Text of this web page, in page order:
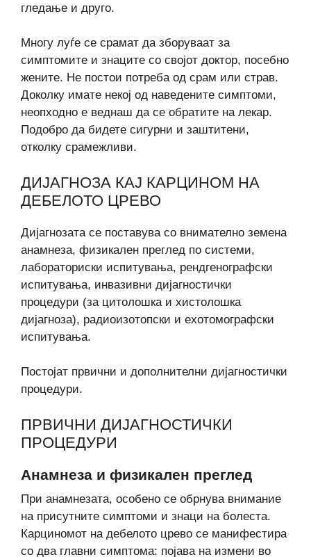
гледање и друго.
Многу луѓе се срамат да зборуваат за
симптомите и знаците со својот доктор, посебно
жените. Не постои потреба од срам или страв.
Доколку имате некој од наведените симптоми,
неопходно е веднаш да се обратите на лекар.
Подобро да бидете сигурни и заштитени,
отколку срамежливи.
ДИЈАГНОЗА КАЈ КАРЦИНОМ НА
ДЕБЕЛОТО ЦРЕВО
Дијагнозата се поставува со внимателно земена
анамнеза, физикален преглед по системи,
лабораториски испитувања, рендгенографски
испитувања, инвазивни дијагностички
процедури (за цитолошка и хистолошка
дијагноза), радиоизотопски и ехотомографски
испитувања.
Постојат првични и дополнителни дијагностички
процедури.
ПРВИЧНИ ДИЈАГНОСТИЧКИ
ПРОЦЕДУРИ
Анамнеза и физикален преглед
При анамнезата, особено се обрнува внимание
на присутните симптоми и знаци на болеста.
Карциномот на дебелото црево се манифестира
со два главни симптома: појава на измени во